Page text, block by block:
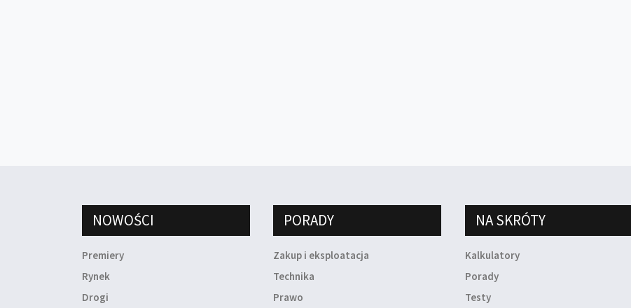
NOWOŚCI
Premiery
Rynek
Drogi
PORADY
Zakup i eksploatacja
Technika
Prawo
NA SKRÓTY
Kalkulatory
Porady
Testy